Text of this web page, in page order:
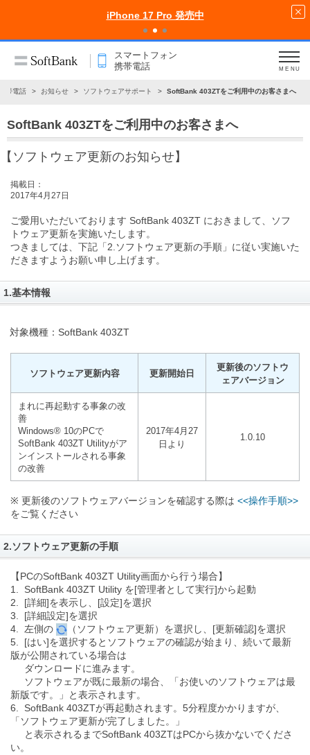
iPhone 17 Pro 発売中
スマートフォン
携帯電話
MENU
帯電話 お知らせ ソフトウェアサポート SoftBank 403ZTをご利用中のお客さまへ
SoftBank 403ZTをご利用中のお客さまへ
【ソフトウェア更新のお知らせ】
掲載日：
2017年4月27日
ご愛用いただいております SoftBank 403ZT におきまして、ソフ
トウェア更新を実施いたします。
つきましては、下記 「2.ソフトウェア更新の手順」 に従い実施いた
だきますようお願い申し上げます。
1.基本情報
対象機種：SoftBank 403ZT
ソフトウェア更新内容 更新開始日
更新後のソフトウ
ェアバージョン
まれに再起動する事象の改
善
Windows® 10のPCで
SoftBank 403ZT Utilityがア
ンインストールされる事象
の改善
2017年4月27
日より
1.0.10
※ 更新後のソフトウェアバージョンを確認する際は <<操作手順>>
をご覧ください
2.ソフトウェア更新の手順
【PCのSoftBank 403ZT Utility画面から行う場合】
1. SoftBank 403ZT Utility を[管理者として実行]から起動
2. [詳細]を表示し、[設定]を選択
3. [詳細設定]を選択
4. 左側の
（ソフトウェア更新）を選択し、[更新確認]を選択
5. [はい]を選択するとソフトウェアの確認が始まり、続いて最新
版が公開されている場合は
ダウンロードに進みます。
ソフトウェアが既に最新の場合、「お使いのソフトウェアは最
新版です。」と表示されます。
6. SoftBank 403ZTが再起動されます。5分程度かかりますが、
「ソフトウェア更新が完了しました。」
と表示されるまでSoftBank 403ZTはPCから抜かないでくださ
い。